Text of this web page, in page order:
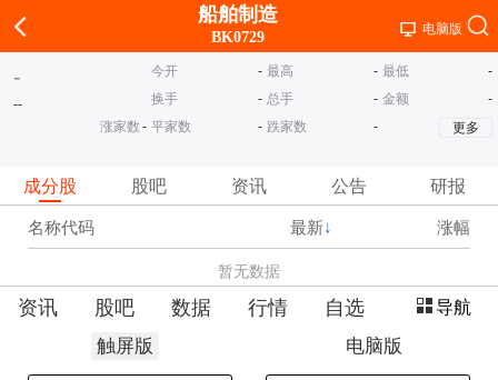
船舶制造
BK0729 电脑版
-
--
今开 - 最高 - 最低
-
换手
- 总手 - 金额
-
涨家数 - 平家数 - 跌家数 - 更多
成分股 股吧 资讯 公告 研报
名称代码 最新↓ 涨幅
暂无数据
资讯 股吧 数据 行情 自选 导航
触屏版 电脑版